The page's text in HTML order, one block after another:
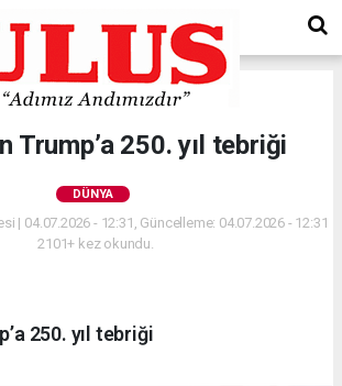
Trump’a 250. yıl tebriği
DÜNYA
| 04.07.2026 - 12:31, Güncelleme: 04.07.2026 - 12:31
2101+ kez okundu.
250. yıl tebriği